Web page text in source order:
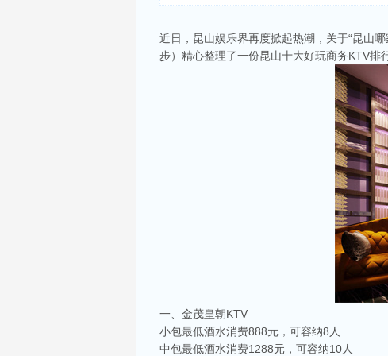
近日，昆山娱乐界再度掀起热潮，关于“昆山
步）精心整理了一份昆山十大好玩商务KTV排
一、金茂皇朝KTV
小包最低酒水消费888元，可容纳8人
中包最低酒水消费1288元，可容纳10人